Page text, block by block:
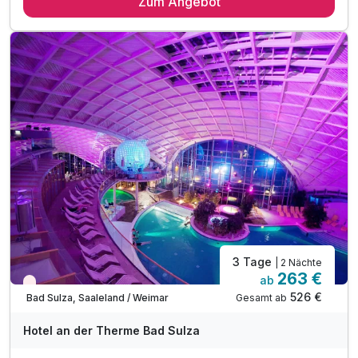
2 x reichhaltiges Frühstück
nach Wahl des Küchenchefs am Anreisetag
1 x alkoholfreier Sommercocktail an der Lobbybar
inkl. Willkommensgruß bei Anreise auf dem Zimmer
inkl. Leihbademantel für Ihren Aufenthalt
unbegrenzte Nutzung der Toskana Therme inkl. Sauna
(am Anreisetag ab 14 Uhr / nicht am Abreisetag)
Wieder frei ab November
Bad Sulza, Saaleland / Weimar
3 Tage | 2 Nächte
ab 263 €
Gesamt ab 526 €
Hotel an der Therme Bad Sulza